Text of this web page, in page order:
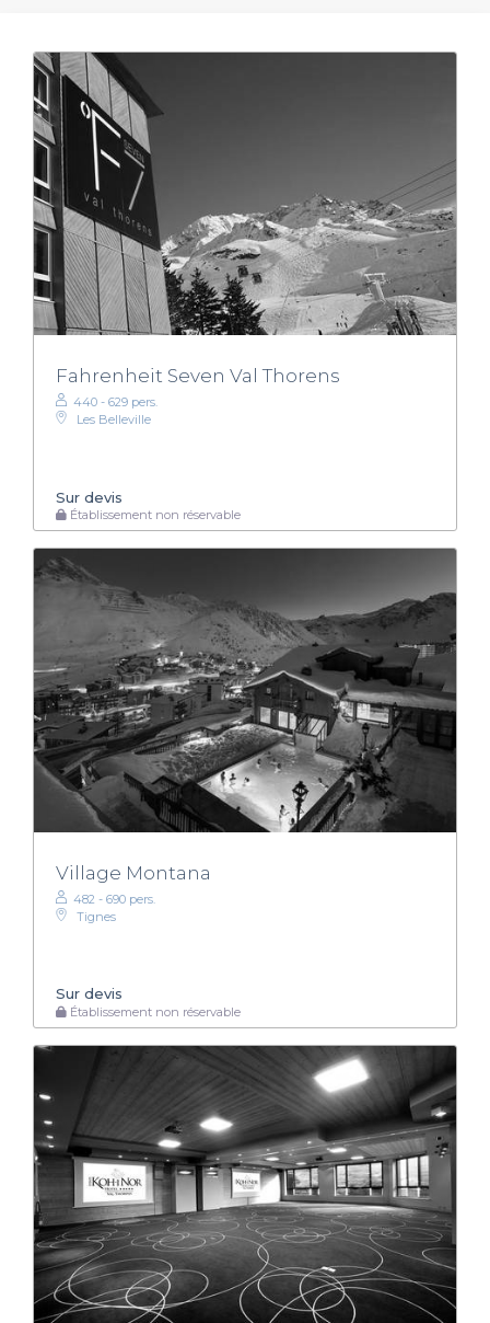
Fahrenheit Seven Val Thorens
440 - 629 pers.
Les Belleville
Sur devis
Établissement non réservable
Village Montana
482 - 690 pers.
Tignes
Sur devis
Établissement non réservable